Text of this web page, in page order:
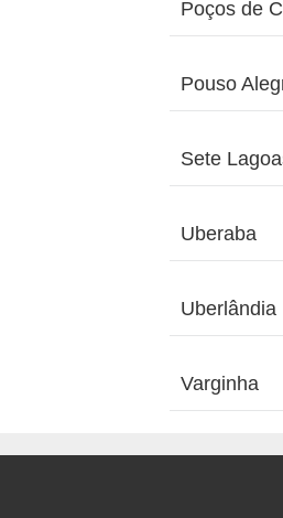
Poços de
Pouso
Sete
Uberaba
Uberlândia
Varginha